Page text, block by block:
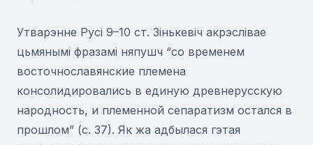
Утварэнне Русі 9–10 ст. Зінькевіч акрэслівае
цьмянымі фразамі няпушч “со временем
восточнославянские племена
консолидировались в единую древнерусскую
народность, и племенной сепаратизм остался в
прошлом” (с. 37). Як жа адбылася гэтая